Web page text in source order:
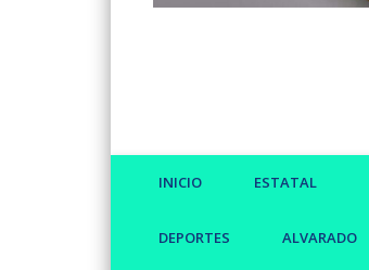
INICIO ESTATAL
DEPORTES ALVARADO